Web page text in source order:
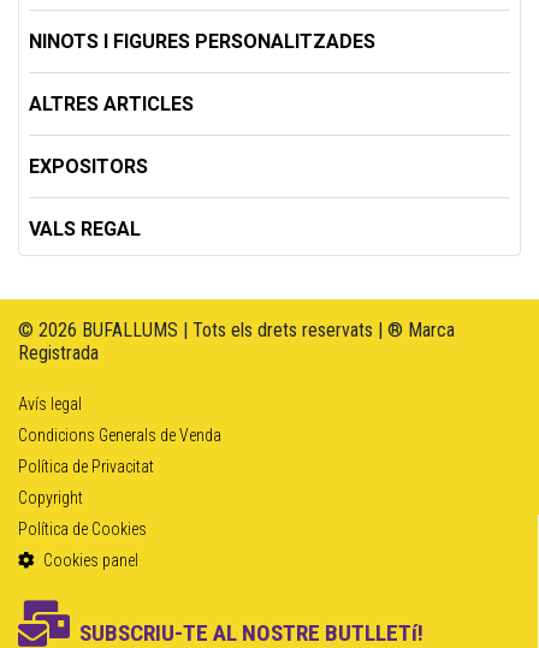
NINOTS I FIGURES PERSONALITZADES
ALTRES ARTICLES
EXPOSITORS
VALS REGAL
© 2026 BUFALLUMS | Tots els drets reservats | ® Marca
Registrada
Avís legal
Condicions Generals de Venda
Política de Privacitat
Copyright
Política de Cookies
Cookies panel
SUBSCRIU-TE AL NOSTRE BUTLLETí!